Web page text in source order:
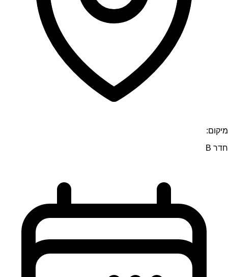
מיקום:
חדר B